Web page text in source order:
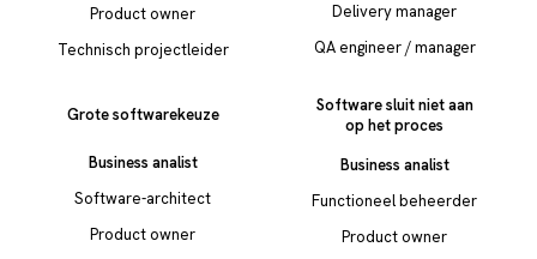
Product owner
Technisch projectleider
Delivery manager
QA engineer / manager
Grote softwarekeuze
Business analist
Software-architect
Product owner
Software sluit niet aan
op het proces
Business analist
Functioneel beheerder
Product owner